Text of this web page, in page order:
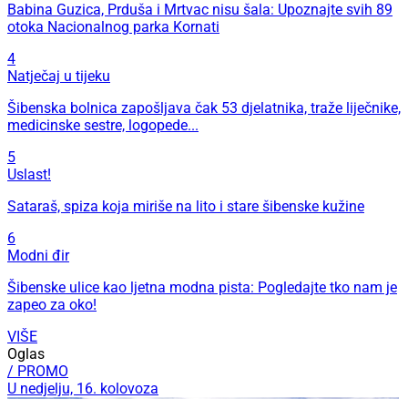
Babina Guzica, Prduša i Mrtvac nisu šala: Upoznajte svih 89
otoka Nacionalnog parka Kornati
4
Natječaj u tijeku
Šibenska bolnica zapošljava čak 53 djelatnika, traže liječnike,
medicinske sestre, logopede...
5
Uslast!
Sataraš, spiza koja miriše na lito i stare šibenske kužine
6
Modni đir
Šibenske ulice kao ljetna modna pista: Pogledajte tko nam je
zapeo za oko!
VIŠE
Oglas
/ PROMO
U nedjelju, 16. kolovoza